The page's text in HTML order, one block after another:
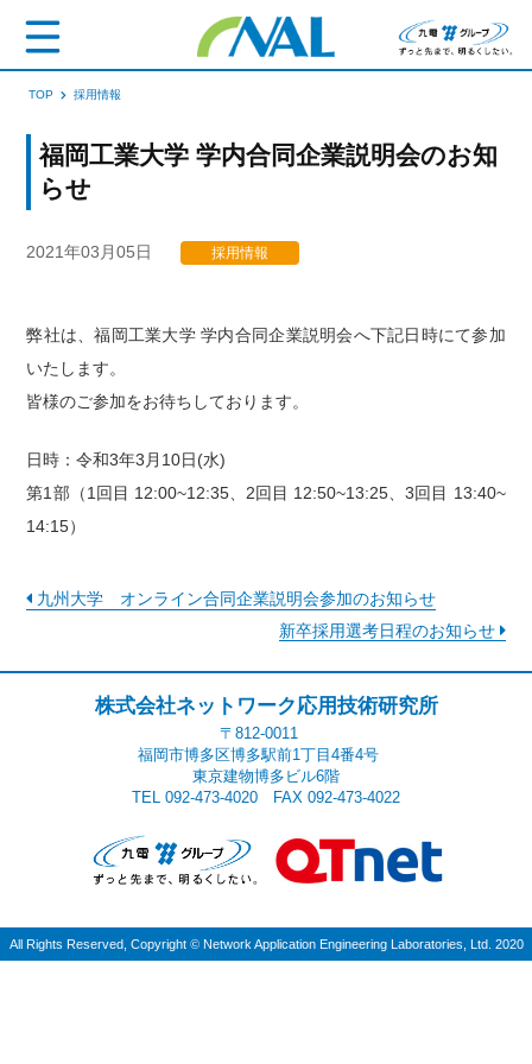
TOP 採用情報
福岡工業大学 学内合同企業説明会のお知
らせ
2021年03月05日 採用情報
弊社は、福岡工業大学 学内合同企業説明会へ下記日時にて参加
いたします。
皆様のご参加をお待ちしております。
日時：令和3年3月10日(水)
第1部（1回目 12:00~12:35、2回目 12:50~13:25、3回目 13:40~
14:15）
九州大学 オンライン合同企業説明会参加のお知らせ
新卒採用選考日程のお知らせ
株式会社ネットワーク応用技術研究所
〒812-0011
福岡市博多区博多駅前1丁目4番4号
東京建物博多ビル6階
TEL 092-473-4020 FAX 092-473-4022
All Rights Reserved, Copyright ©Network Application Engineering Laboratories, Ltd. 2020